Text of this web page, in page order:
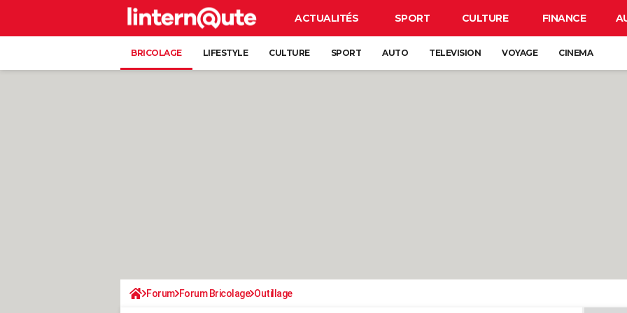
ACTUALITÉS SPORT CULTURE FINANCE
BRICOLAGE LIFESTYLE CULTURE SPORT AUTO TELEVISION VOYAGE CINEMA
Forum Forum Bricolage Outillage